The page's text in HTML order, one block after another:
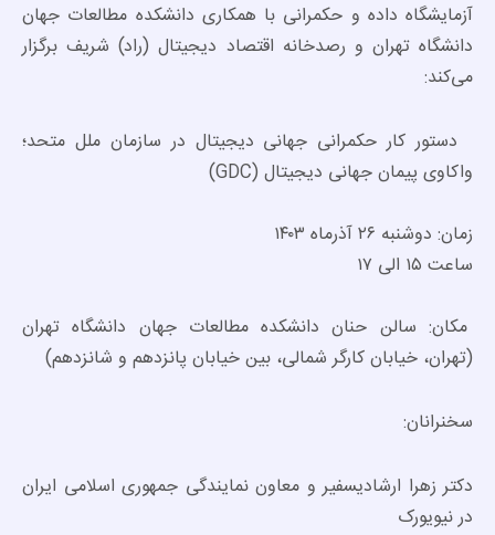
آزمایشگاه داده و حکمرانی با همکاری دانشکده مطالعات جهان
دانشگاه تهران و رصدخانه اقتصاد دیجیتال (راد) شریف برگزار
می‌کند:
دستور کار حکمرانی جهانی دیجیتال در سازمان ملل متحد؛
واکاوی پیمان جهانی دیجیتال (GDC)
زمان: دوشنبه ۲۶ آذرماه ۱۴۰۳
ساعت ۱۵ الی ۱۷
مکان: سالن حنان دانشکده مطالعات جهان دانشگاه تهران
(تهران، خیابان کارگر شمالی، بین خیابان پانزدهم و شانزدهم)
سخنرانان:
دکتر زهرا ارشادیسفیر و معاون نمایندگی جمهوری اسلامی ایران
در نیویورک